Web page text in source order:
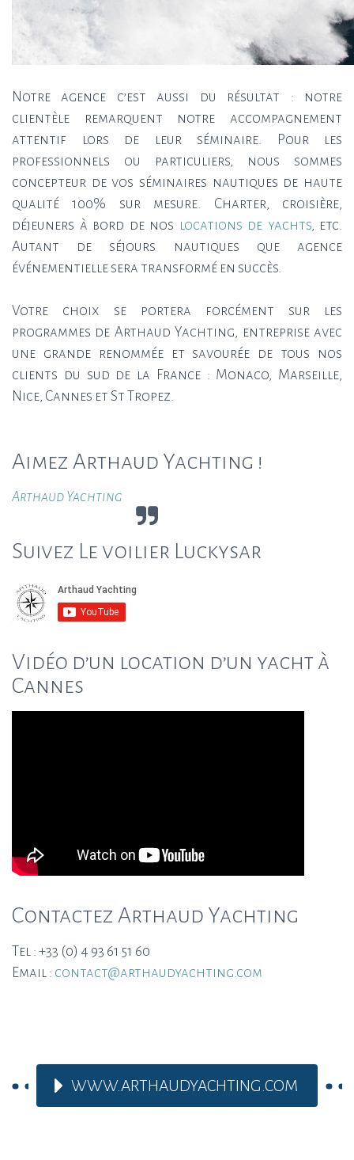
Notre agence c’est aussi du résultat : notre
clientèle remarquent notre accompagnement
attentif lors de leur séminaire. Pour les
professionnels ou particuliers, nous sommes
concepteur de vos séminaires nautiques de haute
qualité 100% sur mesure. Charter, croisière,
déjeuners à bord de nos locations de yachts, etc.
Autant de séjours nautiques que agence
événementielle sera transformé en succès.
Votre choix se portera forcément sur les
programmes de Arthaud Yachting, entreprise avec
une grande renommée et savourée de tous nos
clients du sud de la France : Monaco, Marseille,
Nice, Cannes et St Tropez.
Aimez Arthaud Yachting !
Arthaud Yachting
Suivez Le voilier Luckysar
Vidéo d’un location d’un yacht à
Cannes
Contactez Arthaud Yachting
Tel : +33 (0) 4 93 61 51 60
Email : contact@arthaudyachting.com
WWW.ARTHAUDYACHTING.COM